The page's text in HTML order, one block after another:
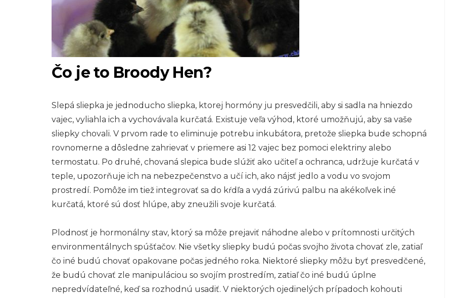
Čo je to Broody Hen?
Slepá sliepka je jednoducho sliepka, ktorej hormóny ju presvedčili, aby si sadla na hniezdo
vajec, vyliahla ich a vychovávala kurčatá. Existuje veľa výhod, ktoré umožňujú, aby sa vaše
sliepky chovali. V prvom rade to eliminuje potrebu inkubátora, pretože sliepka bude schopná
rovnomerne a dôsledne zahrievať v priemere asi 12 vajec bez pomoci elektriny alebo
termostatu. Po druhé, chovaná slepica bude slúžiť ako učiteľ a ochranca, udržuje kurčatá v
teple, upozorňuje ich na nebezpečenstvo a učí ich, ako nájsť jedlo a vodu vo svojom
prostredí. Pomôže im tiež integrovať sa do kŕdľa a vydá zúrivú palbu na akékoľvek iné
kurčatá, ktoré sú dosť hlúpe, aby zneužili svoje kurčatá.
Plodnosť je hormonálny stav, ktorý sa môže prejaviť náhodne alebo v prítomnosti určitých
environmentálnych spúšťačov. Nie všetky sliepky budú počas svojho života chovať zle, zatiaľ
čo iné budú chovať opakovane počas jedného roka. Niektoré sliepky môžu byť presvedčené,
že budú chovať zle manipuláciou so svojím prostredím, zatiaľ čo iné budú úplne
nepredvídateľné, keď sa rozhodnú usadiť. V niektorých ojedinelých prípadoch kohouti